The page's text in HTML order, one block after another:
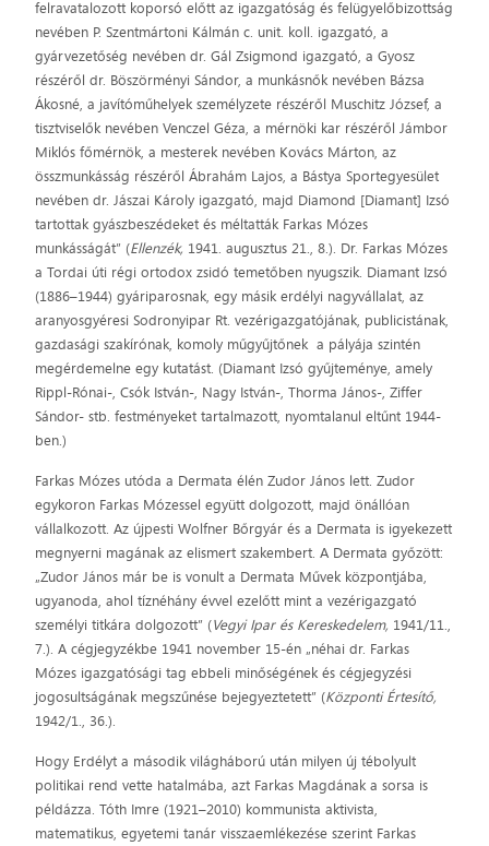
felravatalozott koporsó előtt az igazgatóság és felügyelőbizottság
nevében P. Szentmártoni Kálmán c. unit. koll. igazgató, a
gyárvezetőség nevében dr. Gál Zsigmond igazgató, a Gyosz
részéről dr. Böszörményi Sándor, a munkásnők nevében Bázsa
Ákosné, a javítóműhelyek személyzete részéről Muschitz József, a
tisztviselők nevében Venczel Géza, a mérnöki kar részéről Jámbor
Miklós főmérnök, a mesterek nevében Kovács Márton, az
összmunkásság részéről Ábrahám Lajos, a Bástya Sportegyesület
nevében dr. Jászai Károly igazgató, majd Diamond [Diamant] Izsó
tartottak gyászbeszédeket és méltatták Farkas Mózes
munkásságát” (Ellenzék, 1941. augusztus 21., 8.). Dr. Farkas Mózes
a Tordai úti régi ortodox zsidó temetőben nyugszik. Diamant Izsó
(1886–1944) gyáriparosnak, egy másik erdélyi nagyvállalat, az
aranyosgyéresi Sodronyipar Rt. vezérigazgatójának, publicistának,
gazdasági szakírónak, komoly műgyűjtőnek a pályája szintén
megérdemelne egy kutatást. (Diamant Izsó gyűjteménye, amely
Rippl-Rónai-, Csók István-, Nagy István-, Thorma János-, Ziffer
Sándor- stb. festményeket tartalmazott, nyomtalanul eltűnt 1944-
ben.)
Farkas Mózes utóda a Dermata élén Zudor János lett. Zudor
egykoron Farkas Mózessel együtt dolgozott, majd önállóan
vállalkozott. Az újpesti Wolfner Bőrgyár és a Dermata is igyekezett
megnyerni magának az elismert szakembert. A Dermata győzött:
„Zudor János már be is vonult a Dermata Művek központjába,
ugyanoda, ahol tíznéhány évvel ezelőtt mint a vezérigazgató
személyi titkára dolgozott” (Vegyi Ipar és Kereskedelem, 1941/11.,
7.). A cégjegyzékbe 1941 november 15-én „néhai dr. Farkas
Mózes igazgatósági tag ebbeli minőségének és cégjegyzési
jogosultságának megszűnése bejegyeztetett” (Központi Értesítő,
1942/1., 36.).
Hogy Erdélyt a második világháború után milyen új tébolyult
politikai rend vette hatalmába, azt Farkas Magdának a sorsa is
példázza. Tóth Imre (1921–2010) kommunista aktivista,
matematikus, egyetemi tanár visszaemlékezése szerint Farkas